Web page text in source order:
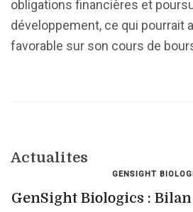
obligations financières et
développement, ce qui pourrait
favorable sur son cours de
Actualites
GENSIGHT
GenSight Biologics :